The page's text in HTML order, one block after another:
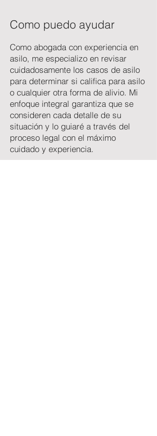
Como puedo ayudar
Como abogada con experiencia en
asilo, me especializo en revisar
cuidadosamente los casos de asilo
para determinar si califica para asilo
o cualquier otra forma de alivio. Mi
enfoque integral garantiza que se
consideren cada detalle de su
situación y lo guiaré a través del
proceso legal con el máximo
cuidado y experiencia.